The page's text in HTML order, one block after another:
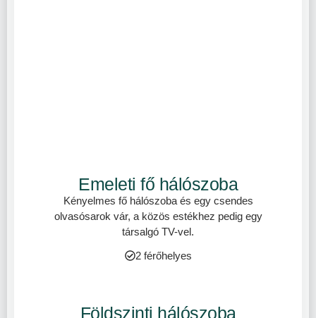
Emeleti fő hálószoba
Kényelmes fő hálószoba és egy csendes
olvasósarok vár, a közös estékhez pedig egy
társalgó TV-vel.
2 férőhelyes
Földszinti hálószoba